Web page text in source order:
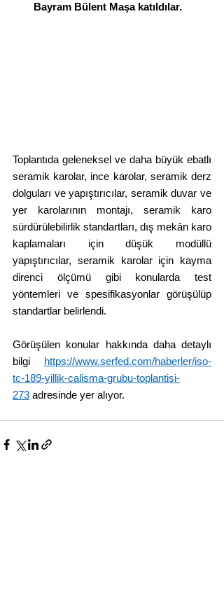
Bayram Bülent Maşa katıldılar.
Toplantıda geleneksel ve daha büyük ebatlı
seramik karolar, ince karolar, seramik derz
dolguları ve yapıştırıcılar, seramik duvar ve
yer karolarının montajı, seramik karo
sürdürülebilirlik standartları, dış mekân karo
kaplamaları için düşük modüllü
yapıştırıcılar, seramik karolar için kayma
direnci ölçümü gibi konularda test
yöntemleri ve spesifikasyonlar görüşülüp
standartlar belirlendi.
Görüşülen konular hakkında daha detaylı
bilgi https://www.serfed.com/haberler/iso-
tc-189-yillik-calisma-grubu-toplantisi-
273 adresinde yer alıyor.